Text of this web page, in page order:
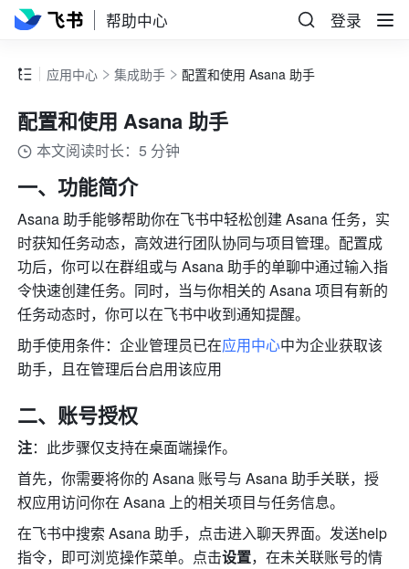
帮助中心 登录
应用中心 集成助手 配置和使用 Asana 助手
配置和使用 Asana 助手
本文阅读时长：5 分钟
一、功能简介
Asana 助手能够帮助你在飞书中轻松创建 Asana 任务，实
时获知任务动态，高效进行团队协同与项目管理。配置成
功后，你可以在群组或与 Asana 助手的单聊中通过输入指
令快速创建任务。同时，当与你相关的 Asana 项目有新的
任务动态时，你可以在飞书中收到通知提醒。
助手使用条件：企业管理员已在应用中心中为企业获取该
助手，且在管理后台启用该应用
二、账号授权
注：此步骤仅支持在桌面端操作。
首先，你需要将你的 Asana 账号与 Asana 助手关联，授
权应用访问你在 Asana 上的相关项目与任务信息。
在飞书中搜索 Asana 助手，点击进入聊天界面。发送help
指令，即可浏览操作菜单。点击设置，在未关联账号的情